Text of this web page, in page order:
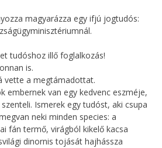
magyarázza egy ifjú jogtudós:
tudóshoz illő foglalkozás!
is.
vette a megtámadottat.
embernek van egy kedvenc eszméje,
Ismerek egy tudóst, aki csupa
neki minden species: a
fán termő, virágból kikelő kacsa
dinornis tojását hajhássza